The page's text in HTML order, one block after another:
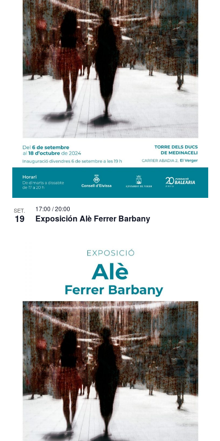
SET.
19 Exposición Alè Ferrer Barbany
17:00 / 20:00